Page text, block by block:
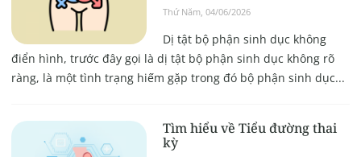
Thứ Năm, 04/06/2026
Dị tật bộ phận sinh dục không
điển hình, trước đây gọi là dị tật bộ phận sinh dục không rõ
ràng, là một tình trạng hiếm gặp trong đó bộ phận sinh dục...
Tìm hiểu về Tiểu đường thai
kỳ